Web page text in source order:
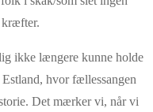
kræfter.
ikke længere kunne holde
hvor fællessangen
Det mærker vi, når vi